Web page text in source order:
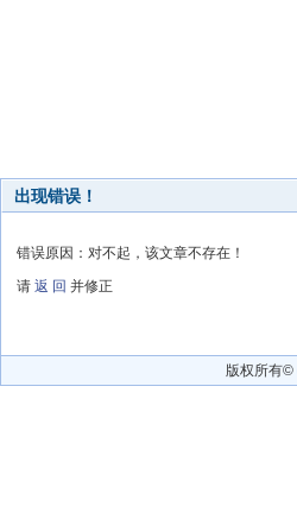
出现错误！
错误原因：对不起，该文章不存在！
请 返 回 并修正
版权所有©